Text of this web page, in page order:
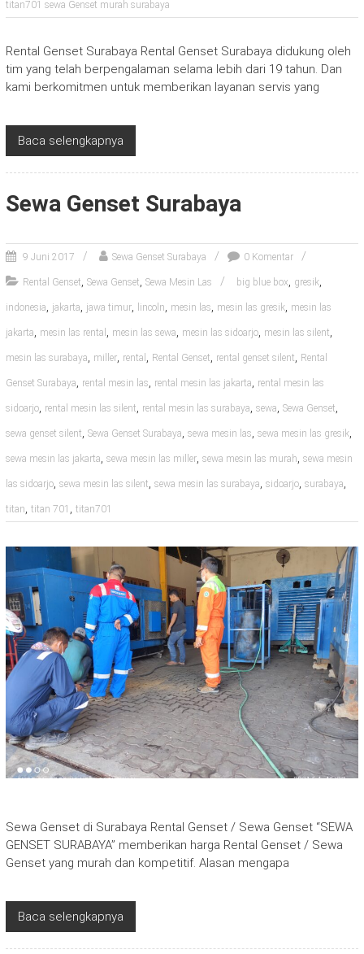
titan701 sewa Genset murah surabaya
Rental Genset Surabaya Rental Genset Surabaya didukung oleh
tim yang telah berpengalaman selama lebih dari 19 tahun. Dan
kami berkomitmen untuk memberikan layanan servis yang
Baca selengkapnya
Sewa Genset Surabaya
9 Juni 2017 Sewa Genset Surabaya 0 Komentar
Rental Genset, Sewa Genset, Sewa Mesin Las big blue box, gresik,
indonesia, jakarta, jawa timur, lincoln, mesin las, mesin las gresik, mesin las
jakarta, mesin las rental , mesin las sewa, mesin las sidoarjo, mesin las silent,
mesin las surabaya, miller, rental , Rental Genset, rental genset silent, Rental
Genset Surabaya, rental mesin las, rental mesin las jakarta, rental mesin las
sidoarjo, rental mesin las silent, rental mesin las surabaya, sewa, Sewa Genset,
sewa genset silent, Sewa Genset Surabaya, sewa mesin las, sewa mesin las gresik,
sewa mesin las jakarta, sewa mesin las miller, sewa mesin las murah, sewa mesin
las sidoarjo, sewa mesin las silent, sewa mesin las surabaya, sidoarjo, surabaya,
titan, titan 701 , titan701
Sewa Genset di Surabaya Rental Genset / Sewa Genset “SEWA
GENSET SURABAYA” memberikan harga Rental Genset / Sewa
Genset yang murah dan kompetitif. Alasan mengapa
Baca selengkapnya